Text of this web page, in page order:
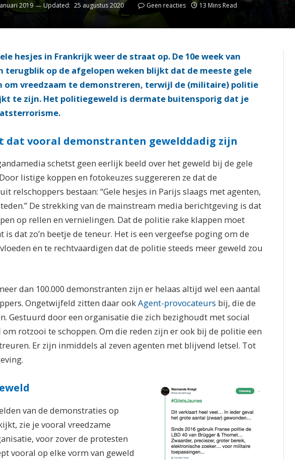
2019 Updated: 25 augustus 2020 Geen reacties 13 Mins Read
hesjes in Frankrijk weer de straat op. De 10e week van
terugblik op de afgelopen weken blijkt dat de meeste gele
om vreedzaam te demonstreren, terwijl de (militaire) politie
te zijn. Het politiegeweld is dermate buitensporig dat je
dat vooral demonstranten gewelddadig zijn
schetst geen eerlijk beeld over het geweld bij de gele
listige koppen en fotokeuzes suggereren ze dat de
relschoppers bestaan: “Gele hesjes in Parijs slaags met agenten,
De strekking van de mainstream media berichtgeving is dat
op rellen en vernielingen. Dat de politie rake klappen moet
is dat zo’n beetje de teneur. Het is een vergeefse poging om de
en te rechtvaardigen dat de politie steeds meer geweld zou
dan 100.000 demonstranten zijn er helaas altijd wel een aantal
Ongetwijfeld zitten daar ookAgent-provocateurs bij, die de
Gestuurd door een organisatie die zich bezighoudt met social
rotzooi te schoppen. Om die reden zijn er ook bij de politie een
Er zijn inmiddels al zeven agenten met blijvend letsel. Tot
van de demonstraties op
zie je vooral vreedzame
voor zover de protesten
vooral op elke vorm van geweld